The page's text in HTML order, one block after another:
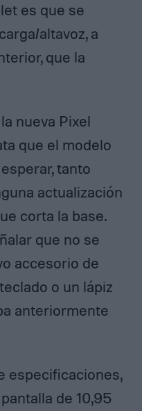
es que se
altavoz, a
que la
nueva Pixel
que el modelo
tanto
actualización
corta la base.
que no se
accesorio de
o un lápiz
anteriormente
especificaciones,
de 10,95